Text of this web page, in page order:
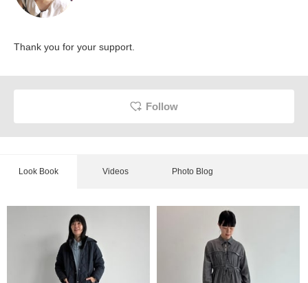
Thank you for your support.
Follow
Look Book Videos Photo Blog